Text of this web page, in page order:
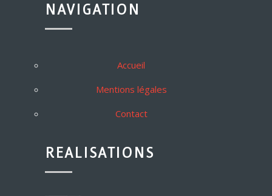
NAVIGATION
Accueil
Mentions légales
Contact
REALISATIONS